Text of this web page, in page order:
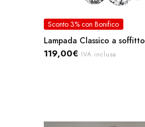
Sconto 3% con Bonifico
Lampada Classico a soffitto
119,00€ IVA inclusa